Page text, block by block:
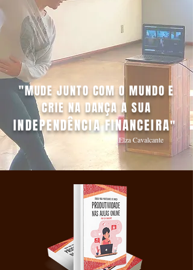
"MUDE JUNTO COM O MUNDOE
CRIE NA DANÇA A SUA
INDEPENDÊNCIA FINANCEIRA"
Elza Cavalcante